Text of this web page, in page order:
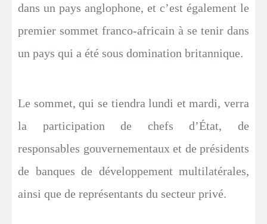
dans un pays anglophone, et c’est également le
premier sommet franco-africain à se tenir dans
un pays qui a été sous domination britannique.
Le sommet, qui se tiendra lundi et mardi, verra
la participation de chefs d’État, de
responsables gouvernementaux et de présidents
de banques de développement multilatérales,
ainsi que de représentants du secteur privé.